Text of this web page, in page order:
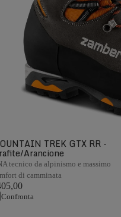
TREK GTX RR -
Arancione
tecnico da alpinismo e massimo
di camminata
Confronta